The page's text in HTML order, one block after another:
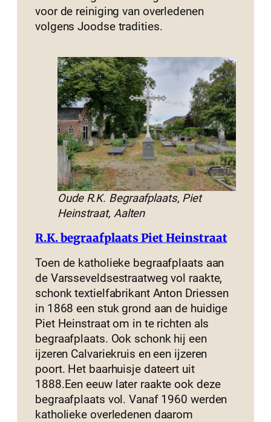
voor de reiniging van overledenen
volgens Joodse tradities.
Oude R.K. Begraafplaats, Piet
Heinstraat, Aalten
R.K. begraafplaats Piet Heinstraat
Toen de katholieke begraafplaats aan
de Varsseveldsestraatweg vol raakte,
schonk textielfabrikant Anton Driessen
in 1868 een stuk grond aan de huidige
Piet Heinstraat om in te richten als
begraafplaats. Ook schonk hij een
ijzeren Calvariekruis en een ijzeren
poort. Het baarhuisje dateert uit
1888.Een eeuw later raakte ook deze
begraafplaats vol. Vanaf 1960 werden
katholieke overledenen daarom